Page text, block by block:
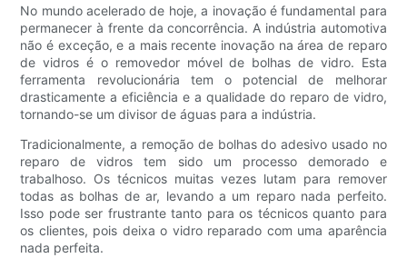
No mundo acelerado de hoje, a inovação é fundamental para
permanecer à frente da concorrência. A indústria automotiva
não é exceção, e a mais recente inovação na área de reparo
de vidros é o removedor móvel de bolhas de vidro. Esta
ferramenta revolucionária tem o potencial de melhorar
drasticamente a eficiência e a qualidade do reparo de vidro,
tornando-se um divisor de águas para a indústria.
Tradicionalmente, a remoção de bolhas do adesivo usado no
reparo de vidros tem sido um processo demorado e
trabalhoso. Os técnicos muitas vezes lutam para remover
todas as bolhas de ar, levando a um reparo nada perfeito.
Isso pode ser frustrante tanto para os técnicos quanto para
os clientes, pois deixa o vidro reparado com uma aparência
nada perfeita.